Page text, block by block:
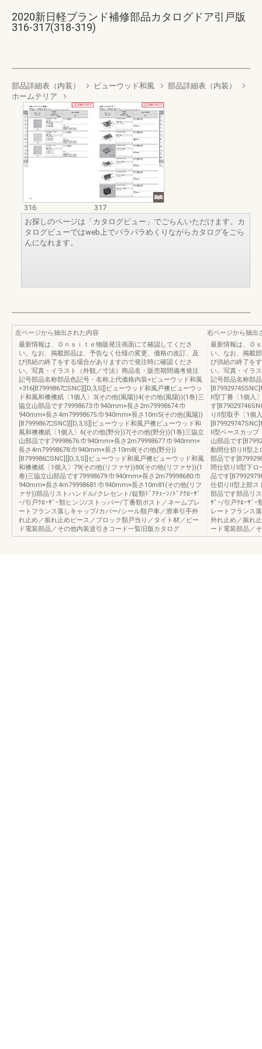
2020新日軽ブランド補修部品カタログドア引戸版
316-317(318-319)
部品詳細表（内装） ビューウッド和風
部品詳細表（内装）
ホームテリア
316
317
お探しのページは「カタログビュー」でごらんいただけます。カ
タログビューではweb上でパラパラめくりながらカタログをごら
んになれます。
左ページから抽出された内容
最新情報は、Ｏｎｓｉｔｅ物販発注画面にて確認してくださ
い。なお、掲載部品は、予告なく仕様の変更、価格の改訂、及
び供給の終了をする場合がありますので発注時に確認くださ
い。写真・イラスト（外観／寸法）商品名・販売期間備考発注
記号部品名称部品色記号・名称上代価格内装<ビューウッド和風
>316[B7999867□SNC][[D,3,S]]ビューウッド和風戸襖ビューウッ
ド和風和襖襖紙〔1個入〕3(その他(風陽))4(その他(風陽))(1巻)三
協立山部品です79998673:巾940mm×長さ2m79998674:巾
940mm×長さ4m79998675:巾940mm×長さ10m5(その他(風陽))
[B7999867□SNC][[D,3,S]]ビューウッド和風戸襖ビューウッド和
風和襖襖紙〔1個入〕6(その他(野分))7(その他(野分))(1巻)三協立
山部品です79998676:巾940mm×長さ2m79998677:巾940mm×
長さ4m79998678:巾940mm×長さ10m8(その他(野分))
[B799986□SNC][[D,3,S]]ビューウッド和風戸襖ビューウッド和風
和襖襖紙〔1個入〕79(その他(リファサ))80(その他(リファサ))(1
巻)三協立山部品です79998679:巾940mm×長さ2m79998680:巾
940mm×長さ4m79998681:巾940mm×長さ10m81(その他(リフ
ァサ))部品リストハンドル/クレセント/錠類ﾄﾞｱﾁｪｰﾝ/ﾄﾞｱｸﾛｰｻﾞ
ｰ/引戸ｸﾛｰｻﾞｰ類ヒンジ/ストッパー/丁番類ポスト／ネームプレ
ートフランス落しキャップ/カバー/シール類戸車／滑車引手外
れ止め／振れ止めピース／ブロック類戸当り／タイト材／ビー
ド電装部品／その他内装逆引きコード一覧旧版カタログ
右ページから抽出
最新情報は、Ｏ
い。なお、掲載
び供給の終了を
い。写真・イラ
記号部品名称部
Ⅱ型丁番〔1個入
す
りⅡ型取手〔1個
Ⅱ型ベースカップ
山部品です
動間仕切りⅡ型上
部品です
間仕切りⅡ型下ロ
品です
仕切りⅡ型上部ス
部品です部品リ
ｻﾞｰ/引戸ｸﾛｰｻﾞｰ
レートフランス
外れ止め／振れ
ード電装部品／